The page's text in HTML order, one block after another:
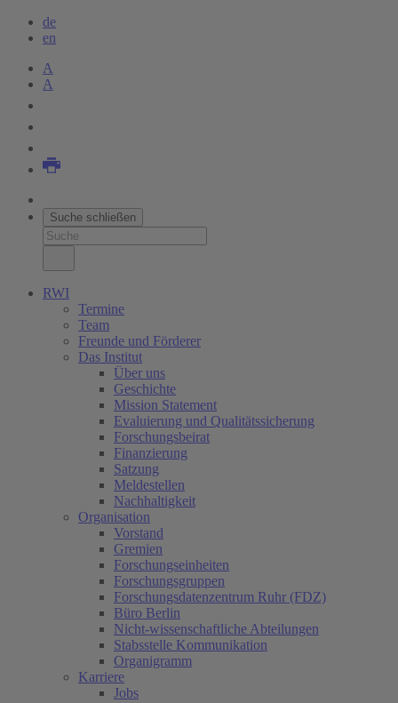
de
en
A
A
Suche schließen
RWI
Termine
Team
Freunde und Förderer
Das Institut
Über uns
Geschichte
Mission Statement
Evaluierung und Qualitätssicherung
Forschungsbeirat
Finanzierung
Satzung
Meldestellen
Nachhaltigkeit
Organisation
Vorstand
Gremien
Forschungseinheiten
Forschungsgruppen
Forschungsdatenzentrum Ruhr (FDZ)
Büro Berlin
Nicht-wissenschaftliche Abteilungen
Stabsstelle Kommunikation
Organigramm
Karriere
Jobs